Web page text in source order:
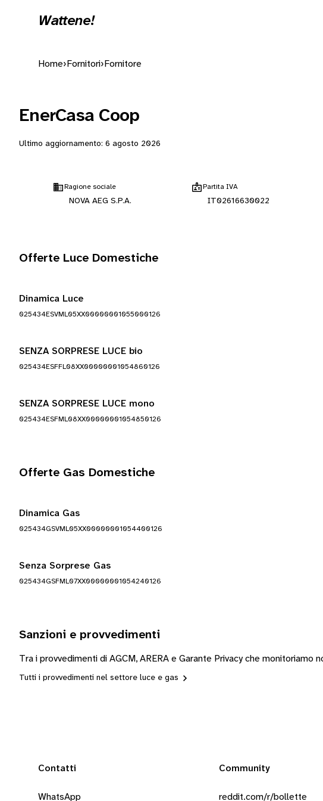
Wattene!
Home› Fornitori› Fornitore
EnerCasa Coop
Ultimo aggiornamento: 6 agosto 2026
Ragione sociale
NOVA AEG S.P.A.
Partita IVA
IT02616630022
Offerte Luce Domestiche
Dinamica Luce
025434ESVML05XX00000001055000126
SENZA SORPRESE LUCE bio
025434ESFFL08XX00000001054860126
SENZA SORPRESE LUCE mono
025434ESFML08XX00000001054850126
Offerte Gas Domestiche
Dinamica Gas
025434GSVML05XX00000001054400126
Senza Sorprese Gas
025434GSFML07XX00000001054240126
Sanzioni e provvedimenti
Tra i provvedimenti di AGCM, ARERA e Garante Privacy che monitoriamo
Tutti i provvedimenti nel settore luce e gas
Contatti
WhatsApp
Community
reddit.com/r/bollette